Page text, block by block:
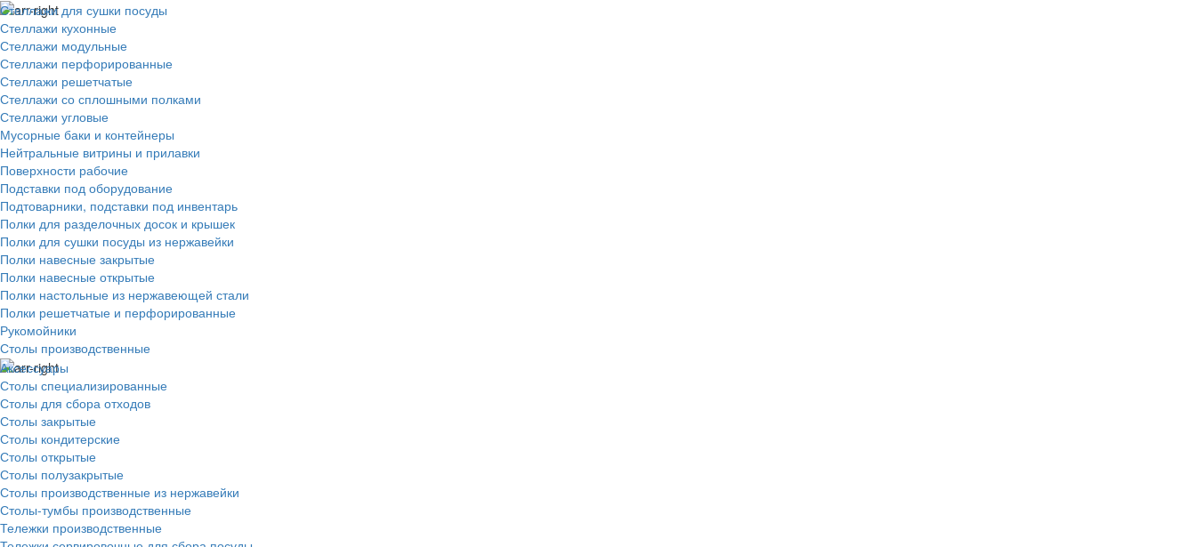
Стеллажи для сушки посуды
Стеллажи кухонные
Стеллажи модульные
Стеллажи перфорированные
Стеллажи решетчатые
Стеллажи со сплошными полками
Стеллажи угловые
Мусорные баки и контейнеры
Нейтральные витрины и прилавки
Поверхности рабочие
Подставки под оборудование
Подтоварники, подставки под инвентарь
Полки для разделочных досок и крышек
Полки для сушки посуды из нержавейки
Полки навесные закрытые
Полки навесные открытые
Полки настольные из нержавеющей стали
Полки решетчатые и перфорированные
Рукомойники
Столы производственные
Аксессуары
Столы специализированные
Столы для сбора отходов
Столы закрытые
Столы кондитерские
Столы открытые
Столы полузакрытые
Столы производственные из нержавейки
Столы-тумбы производственные
Тележки производственные